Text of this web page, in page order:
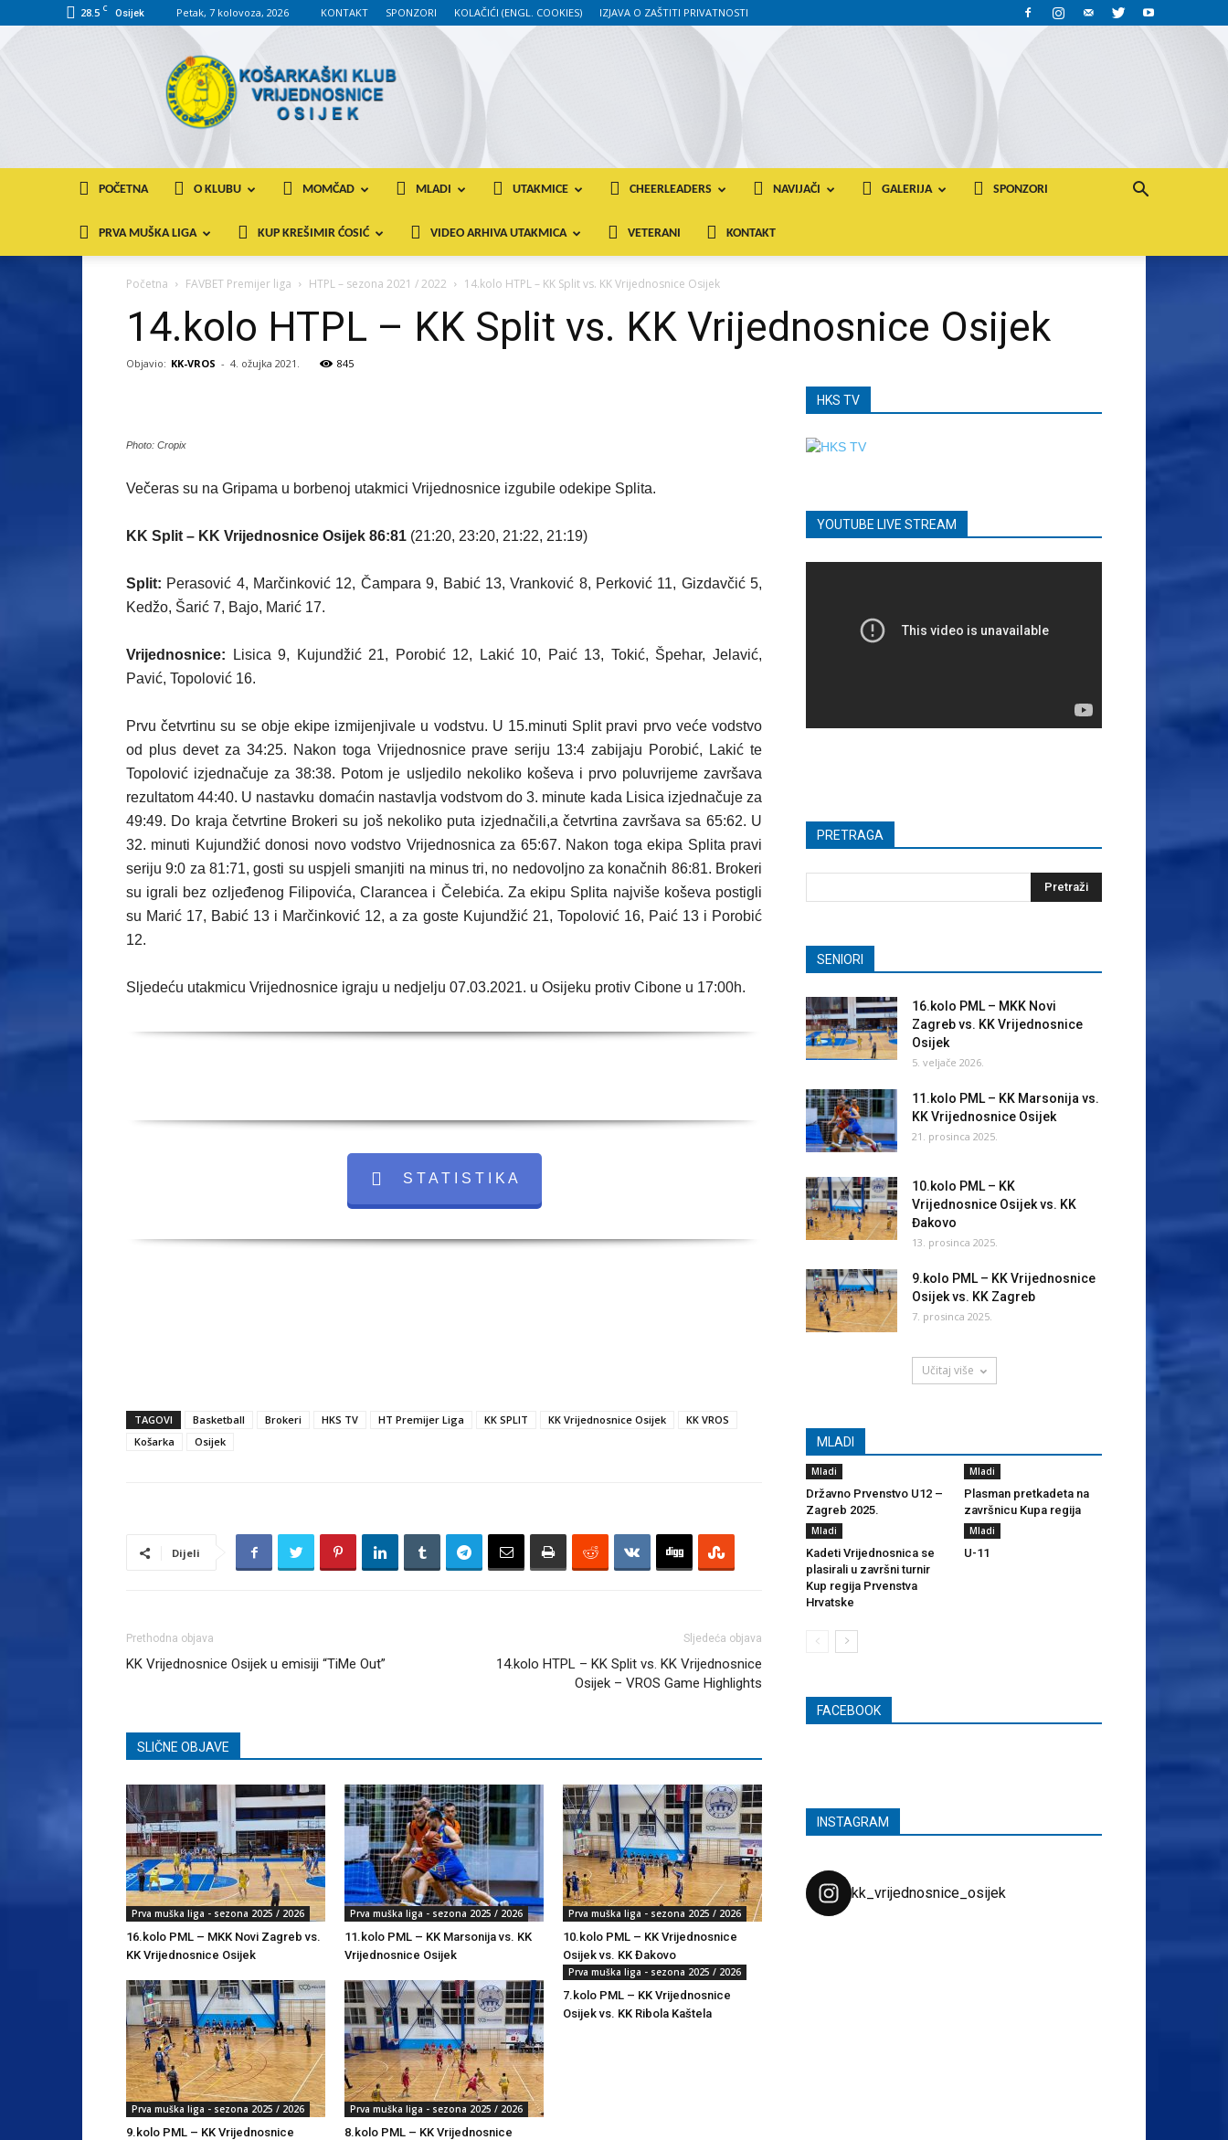
28.5 C Osijek Petak, 7 kolovoza, 2026 KONTAKT SPONZORI KOLAČIĆI (ENGL. COOKIES) IZJAVA O ZAŠTITI PRIVATNOSTI
KK
VROS
POČETNA O KLUBU MOMČAD MLADI UTAKMICE CHEERLEADERS NAVIJAČI GALERIJA SPONZORI
PRVA MUŠKA LIGA KUP KREŠIMIR ĆOSIĆ VIDEO ARHIVA UTAKMICA VETERANI KONTAKT
Početna FAVBET Premijer liga HTPL – sezona 2021 / 2022 14.kolo HTPL – KK Split vs. KK Vrijednosnice Osijek
14.kolo HTPL – KK Split vs. KK Vrijednosnice Osijek
Objavio: KK-VROS - 4. ožujka 2021. 845
Photo: Cropix
Večeras su na Gripama u borbenoj utakmici Vrijednosnice izgubile odekipe Splita.
KK Split – KK Vrijednosnice Osijek 86:81 (21:20, 23:20, 21:22, 21:19)
Split: Perasović 4, Marčinković 12, Čampara 9, Babić 13, Vranković 8, Perković 11, Gizdavčić 5,
Kedžo, Šarić 7, Bajo, Marić 17.
Vrijednosnice: Lisica 9, Kujundžić 21, Porobić 12, Lakić 10, Paić 13, Tokić, Špehar, Jelavić,
Pavić, Topolović 16.
Prvu četvrtinu su se obje ekipe izmijenjivale u vodstvu. U 15.minuti Split pravi prvo veće vodstvo
od plus devet za 34:25. Nakon toga Vrijednosnice prave seriju 13:4 zabijaju Porobić, Lakić te
Topolović izjednačuje za 38:38. Potom je usljedilo nekoliko koševa i prvo poluvrijeme završava
rezultatom 44:40. U nastavku domaćin nastavlja vodstvom do 3. minute kada Lisica izjednačuje za
49:49. Do kraja četvrtine Brokeri su još nekoliko puta izjednačili,a četvrtina završava sa 65:62. U
32. minuti Kujundžić donosi novo vodstvo Vrijednosnica za 65:67. Nakon toga ekipa Splita pravi
seriju 9:0 za 81:71, gosti su uspjeli smanjiti na minus tri, no nedovoljno za konačnih 86:81. Brokeri
su igrali bez ozljeđenog Filipovića, Clarancea i Čelebića. Za ekipu Splita najviše koševa postigli
su Marić 17, Babić 13 i Marčinković 12, a za goste Kujundžić 21, Topolović 16, Paić 13 i Porobić
12.
Sljedeću utakmicu Vrijednosnice igraju u nedjelju 07.03.2021. u Osijeku protiv Cibone u 17:00h.
S T A T I S T I K A
TAGOVI Basketball Brokeri HKS TV HT Premijer Liga KK SPLIT KK Vrijednosnice Osijek
KK VROS
Košarka
Osijek
Dijeli
Prethodna objava
KK Vrijednosnice Osijek u emisiji “TiMe Out”
Sljedeća objava
14.kolo HTPL – KK Split vs. KK Vrijednosnice
Osijek – VROS Game Highlights
SLIČNE OBJAVE
Prva muška liga - sezona 2025 / 2026
16.kolo PML – MKK Novi Zagreb vs.
KK Vrijednosnice Osijek
Prva muška liga - sezona 2025 / 2026
11.kolo PML – KK Marsonija vs. KK
Vrijednosnice Osijek
Prva muška liga - sezona 2025 / 2026
10.kolo PML – KK Vrijednosnice
Osijek vs. KK Đakovo
Prva muška liga - sezona 2025 / 2026
9.kolo PML – KK Vrijednosnice
Prva muška liga - sezona 2025 / 2026
8.kolo PML – KK Vrijednosnice
Prva muška liga - sezona 2025 / 2026
7.kolo PML – KK Vrijednosnice
Osijek vs. KK Ribola Kaštela
HKS TV
YOUTUBE LIVE STREAM
PRETRAGA
SENIORI
16.kolo PML – MKK Novi
Zagreb vs. KK Vrijednosnice
Osijek
5. veljače 2026.
11.kolo PML – KK Marsonija vs.
KK Vrijednosnice Osijek
21. prosinca 2025.
10.kolo PML – KK
Vrijednosnice Osijek vs. KK
Đakovo
13. prosinca 2025.
9.kolo PML – KK Vrijednosnice
Osijek vs. KK Zagreb
7. prosinca 2025.
Učitaj više
MLADI
Mladi
Državno Prvenstvo U12 –
Zagreb 2025.
Mladi
Plasman pretkadeta na
završnicu Kupa regija
Mladi
Kadeti Vrijednosnica se
plasirali u završni turnir
Kup regija Prvenstva
Hrvatske
Mladi
U-11
FACEBOOK
INSTAGRAM
kk_vrijednosnice_osijek